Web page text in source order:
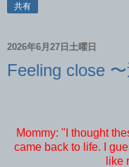
共有
2026年6月27日土曜日
Feeling close
Mommy: "I thought
came back to life. I
like